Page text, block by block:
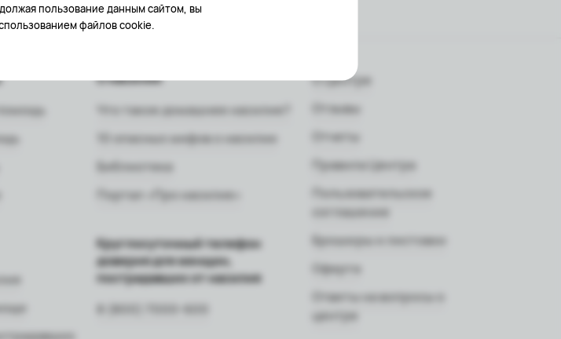
пользование данным сайтом, вы
файлов cookie.
О насилии
Что такое домашнее насилие?
10 опасных мифов о насилии
Библиотека
Портал «Про насилие»
Круглосуточный телефон
доверия для женщин,
пострадавших от насилия
8 (800) 7000-600
О Центре
Отзывы
Отчеты
Правила Центра
Пользовательское
соглашение
Брошюры и листовки
Оферта
Ответы на вопросы о
центре